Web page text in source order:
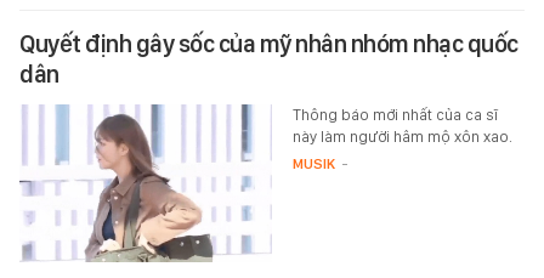
Quyết định gây sốc của mỹ nhân nhóm nhạc quốc
dân
Thông báo mới nhất của ca sĩ
này làm người hâm mộ xôn xao.
MUSIK -